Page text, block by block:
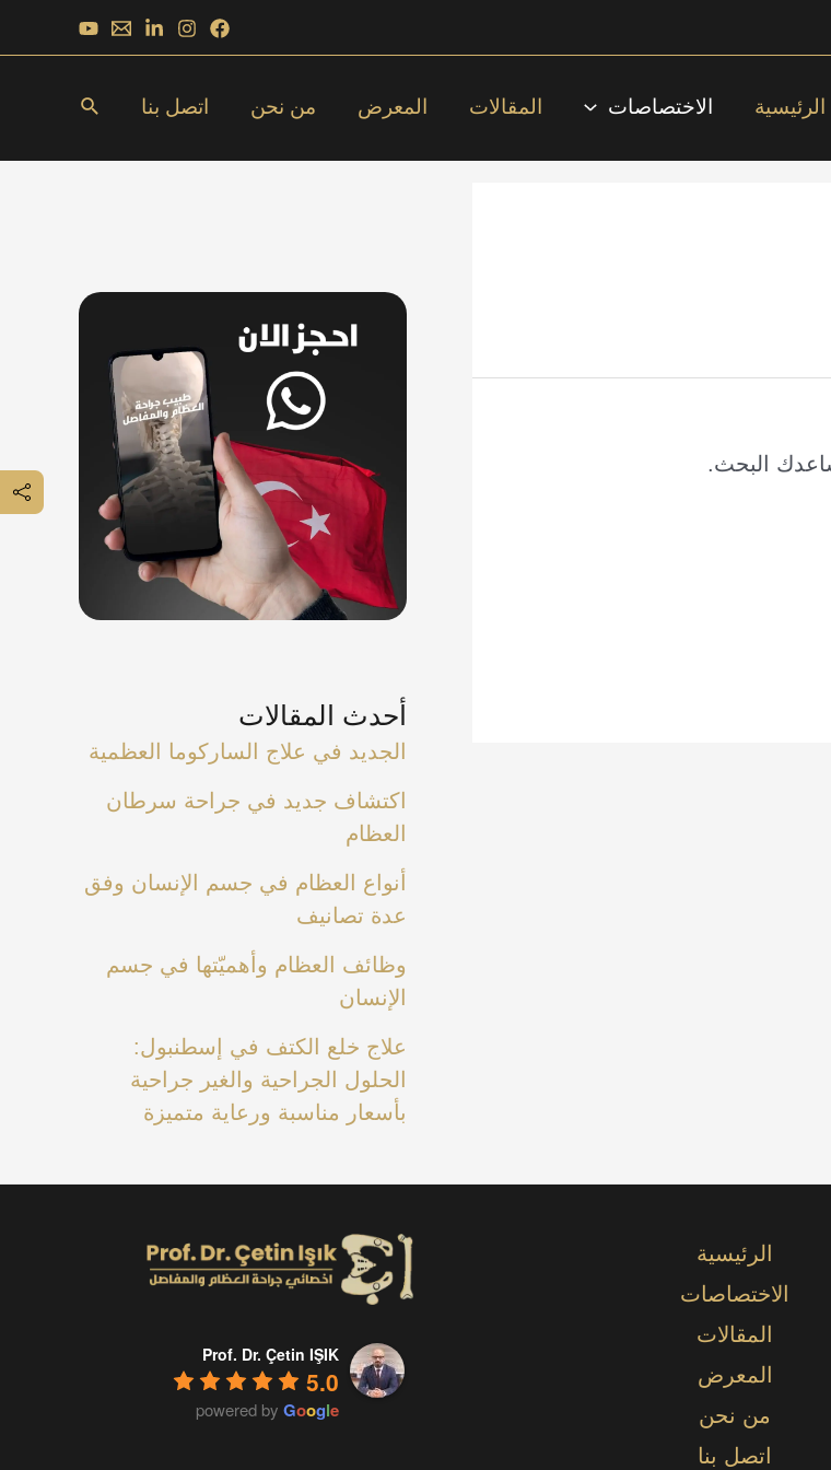
الرئيسية الاختصاصات المقالات المعرض من نحن اتصل بنا البحث
البحث.
أحدث المقالات
الجديد في علاج الساركوما العظمية
اكتشاف جديد في جراحة سرطان
العظام
أنواع العظام في جسم الإنسان وفق
عدة تصانيف
وظائف العظام وأهميّتها في جسم
الإنسان
علاج خلع الكتف في إسطنبول:
الحلول الجراحية والغير جراحية
بأسعار مناسبة ورعاية متميزة
الرئيسية
الاختصاصات
المقالات
المعرض
من نحن
اتصل بنا
Prof. Dr. Çetin IŞIK
5.0
powered byGoogle